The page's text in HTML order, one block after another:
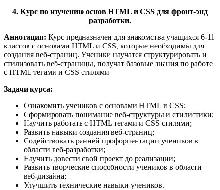
4. Курс по изучению основ HTML и CSS для фронт-энд
разработки.
Аннотация: Курс предназначен для знакомства учащихся 6-11
классов с основами HTML и CSS, которые необходимы для
создания веб-страниц. Ученики научатся структурировать и
стилизовать веб-страницы, получат базовые знания по работе
с HTML тегами и CSS стилями.
Задачи курса:
Ознакомить учеников с основами HTML и CSS;
Сформировать понимание веб-структуры и стилистики;
Научить работать с HTML тегами и CSS стилями;
Развить навыки создания веб-страниц;
Содействовать ранней профориентации учеников в
области веб-разработки;
Научить довести свой проект до реализации;
Развить творческие способности учеников в области
веб-дизайна;
Улучшить технические навыки учеников.